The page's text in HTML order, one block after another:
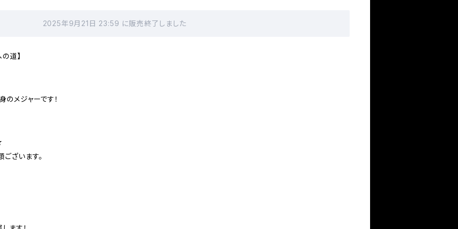
2025年9月21日 23:59 に販売終了しました
道】
メジャーです！
ざいます。